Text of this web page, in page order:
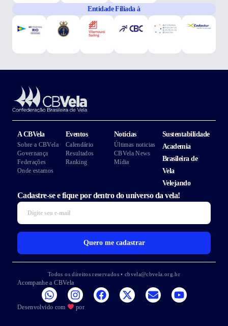
Entidade Filiada à
A CBVela
Sobre a CBVela
Governança
Federações
Onde estamos
Eventos
Calendário
Resultados
Ranking
Notícias
Últimas noticias
CBVela News
Mídia
Sustentabilidade
Academia
Brasileira de
Vela
Velejando
Cadastre-se e fique por dentro do universo da vela!
Quero me cadastrar
Todos os direitos reservados • cbvela@cbvela.org.br
Acompanhe a CBVela
Desenvolvido com por